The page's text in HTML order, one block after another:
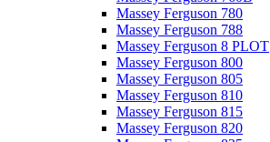
Massey Ferguson 780
Massey Ferguson 788
Massey Ferguson 8 PLOT
Massey Ferguson 800
Massey Ferguson 805
Massey Ferguson 810
Massey Ferguson 815
Massey Ferguson 820